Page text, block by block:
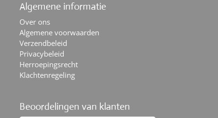
Algemene informatie
Over ons
Algemene voorwaarden
Verzendbeleid
Privacybeleid
Herroepingsrecht
Klachtenregeling
Beoordelingen van klanten